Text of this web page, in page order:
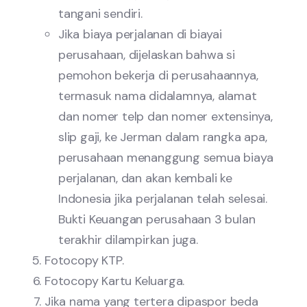
tangani sendiri.
Jika biaya perjalanan di biayai
perusahaan, dijelaskan bahwa si
pemohon bekerja di perusahaannya,
termasuk nama didalamnya, alamat
dan nomer telp dan nomer extensinya,
slip gaji, ke Jerman dalam rangka apa,
perusahaan menanggung semua biaya
perjalanan, dan akan kembali ke
Indonesia jika perjalanan telah selesai.
Bukti Keuangan perusahaan 3 bulan
terakhir dilampirkan juga.
Fotocopy KTP.
Fotocopy Kartu Keluarga.
Jika nama yang tertera dipaspor beda